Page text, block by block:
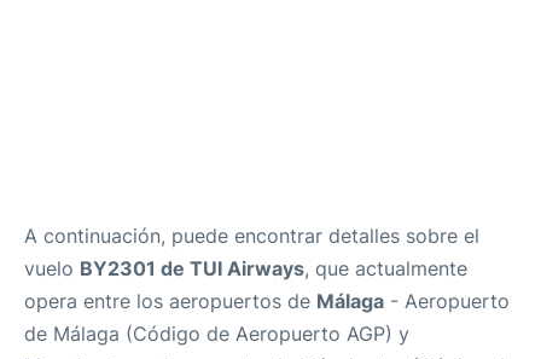
A continuación, puede encontrar detalles sobre el
vuelo BY2301 de TUI Airways, que actualmente
opera entre los aeropuertos de Málaga - Aeropuerto
de Málaga (Código de Aeropuerto AGP) y